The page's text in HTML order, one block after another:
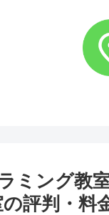
ミング教
評判・料